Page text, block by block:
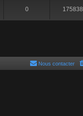
0 175838
Nous contacter